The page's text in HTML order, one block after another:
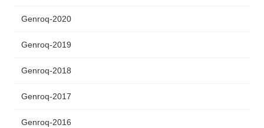
Genroq-2020
Genroq-2019
Genroq-2018
Genroq-2017
Genroq-2016